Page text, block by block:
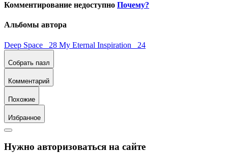
Комментирование недоступно Почему?
Альбомы автора
Deep Space 28 My Eternal Inspiration 24
Собрать пазл
Комментарий
Похожие
Избранное
Нужно авторизоваться на сайте